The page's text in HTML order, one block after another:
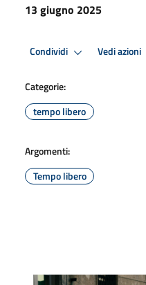
13 giugno 2025
Condividi Vedi azioni
Categorie:
tempo libero
Argomenti:
Tempo libero